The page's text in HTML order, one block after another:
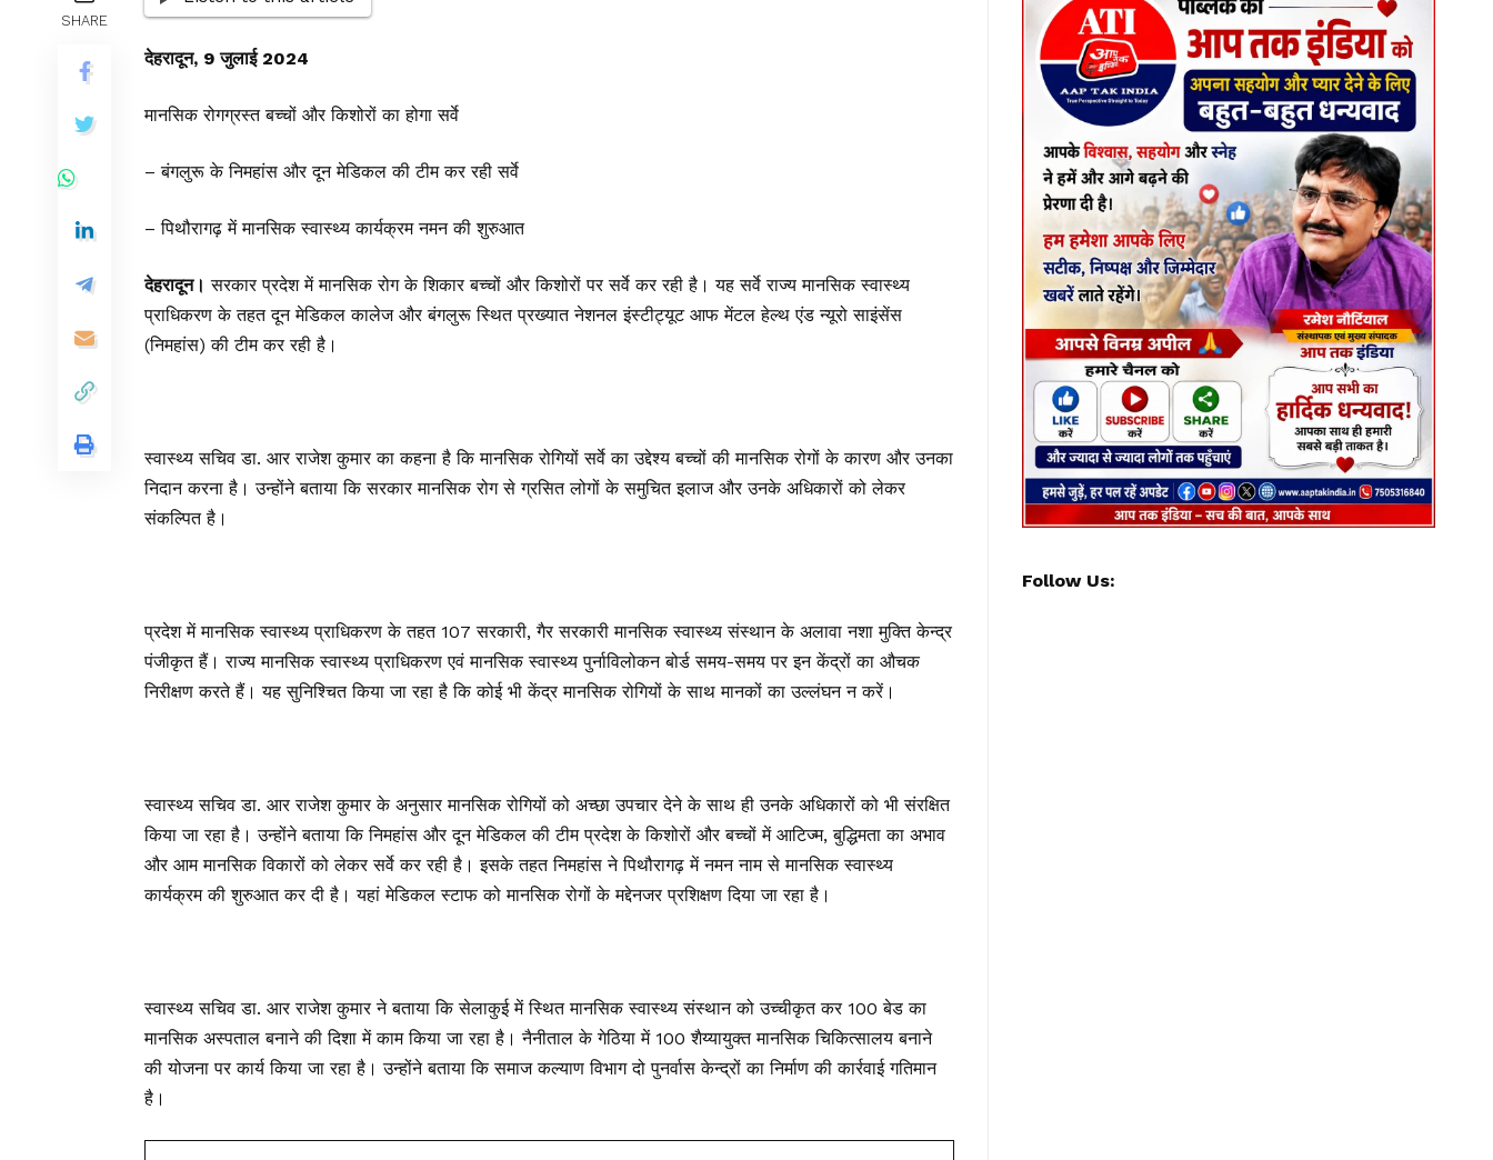
SHARE
देहरादून, 9 जुलाई 2024
मानसिक रोगग्रस्त बच्चों और किशोरों का होगा सर्वे
– बंगलुरू के निमहांस और दून मेडिकल की टीम कर रही सर्वे
– पिथौरागढ़ में मानसिक स्वास्थ्य कार्यक्रम नमन की शुरुआत
देहरादून। सरकार प्रदेश में मानसिक रोग के शिकार बच्चों और किशोरों पर सर्वे कर रही है। यह सर्वे राज्य मानसिक स्वास्थ्य
प्राधिकरण के तहत दून मेडिकल कालेज और बंगलुरू स्थित प्रख्यात नेशनल इंस्टीट्यूट आफ मेंटल हेल्थ एंड न्यूरो साइंसेंस
(निमहांस) की टीम कर रही है।
स्वास्थ्य सचिव डा. आर राजेश कुमार का कहना है कि मानसिक रोगियों सर्वे का उद्देश्य बच्चों की मानसिक रोगों के कारण और उनका
निदान करना है। उन्होंने बताया कि सरकार मानसिक रोग से ग्रसित लोगों के समुचित इलाज और उनके अधिकारों को लेकर
संकल्पित है।
प्रदेश में मानसिक स्वास्थ्य प्राधिकरण के तहत 107 सरकारी, गैर सरकारी मानसिक स्वास्थ्य संस्थान के अलावा नशा मुक्ति केन्द्र
पंजीकृत हैं। राज्य मानसिक स्वास्थ्य प्राधिकरण एवं मानसिक स्वास्थ्य पुर्नाविलोकन बोर्ड समय-समय पर इन केंद्रों का औचक
निरीक्षण करते हैं। यह सुनिश्चित किया जा रहा है कि कोई भी केंद्र मानसिक रोगियों के साथ मानकों का उल्लंघन न करें।
स्वास्थ्य सचिव डा. आर राजेश कुमार के अनुसार मानसिक रोगियों को अच्छा उपचार देने के साथ ही उनके अधिकारों को भी संरक्षित
किया जा रहा है। उन्होंने बताया कि निमहांस और दून मेडिकल की टीम प्रदेश के किशोरों और बच्चों में आटिज्म, बुद्धिमता का अभाव
और आम मानसिक विकारों को लेकर सर्वे कर रही है। इसके तहत निमहांस ने पिथौरागढ़ में नमन नाम से मानसिक स्वास्थ्य
कार्यक्रम की शुरुआत कर दी है। यहां मेडिकल स्टाफ को मानसिक रोगों के मद्देनजर प्रशिक्षण दिया जा रहा है।
स्वास्थ्य सचिव डा. आर राजेश कुमार ने बताया कि सेलाकुई में स्थित मानसिक स्वास्थ्य संस्थान को उच्चीकृत कर 100 बेड का
मानसिक अस्पताल बनाने की दिशा में काम किया जा रहा है। नैनीताल के गेठिया में 100 शैय्यायुक्त मानसिक चिकित्सालय बनाने
की योजना पर कार्य किया जा रहा है। उन्होंने बताया कि समाज कल्याण विभाग दो पुनर्वास केन्द्रों का निर्माण की कार्रवाई गतिमान
है।
Follow Us: